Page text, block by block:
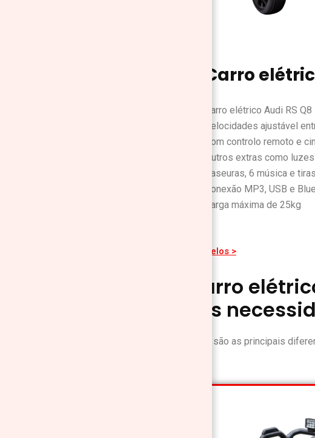
Carro
Carro elétrico Audi RS Q8
Velocidades ajustável
Com controlo remoto e
Outros extras como
traseuras, 6 música e
Conexão MP3, USB e
Carga máxima de 25kg
ver todos os modelos >
Qual o carro
melhor às
Vejamos então quais são as principais